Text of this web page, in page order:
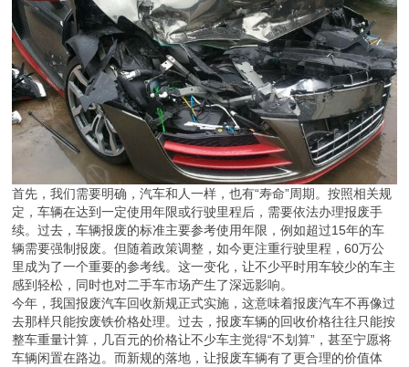
首先，我们需要明确，汽车和人一样，也有“寿命”周期。按照相关规
定，车辆在达到一定使用年限或行驶里程后，需要依法办理报废手
续。过去，车辆报废的标准主要参考使用年限，例如超过15年的车
辆需要强制报废。但随着政策调整，如今更注重行驶里程，60万公
里成为了一个重要的参考线。这一变化，让不少平时用车较少的车主
感到轻松，同时也对二手车市场产生了深远影响。
今年，我国报废汽车回收新规正式实施，这意味着报废汽车不再像过
去那样只能按废铁价格处理。过去，报废车辆的回收价格往往只能按
整车重量计算，几百元的价格让不少车主觉得“不划算”，甚至宁愿将
车辆闲置在路边。而新规的落地，让报废车辆有了更合理的价值体